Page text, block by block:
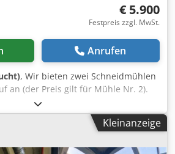
€ 5.900
Festpreis zzgl. MwSt.
Anrufen
, Wir bieten zwei Schneidmühlen
an (der Preis gilt für Mühle Nr. 2).
zum Zerkleinern von Kunststoff
auch für andere Kunststoffe
sind für Flüssigkeitskühlung
Kleinanzeige